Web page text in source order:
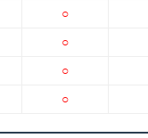
○
○
○
○